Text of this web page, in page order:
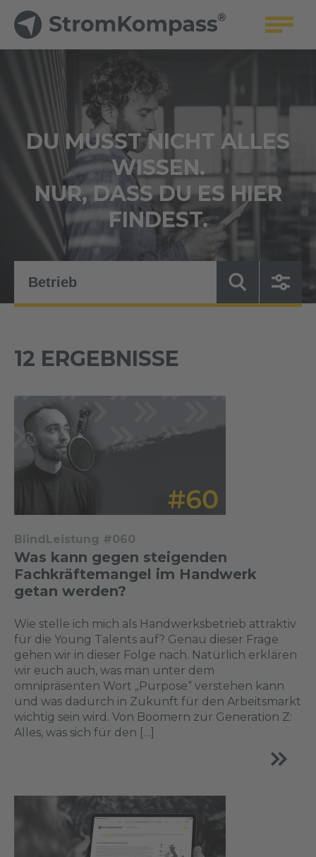
DU MUSST NICHT ALLES
WISSEN.
NUR, DASS DU ES HIER
FINDEST.
12 ERGEBNISSE
BlindLeistung #060
Was kann gegen steigenden
Fachkräftemangel im Handwerk
getan werden?
Wie stelle ich mich als Handwerksbetrieb attraktiv
für die Young Talents auf? Genau dieser Frage
gehen wir in dieser Folge nach. Natürlich erklären
wir euch auch, was man unter dem
omnipräsenten Wort „Purpose“ verstehen kann
und was dadurch in Zukunft für den Arbeitsmarkt
wichtig sein wird. Von Boomern zur Generation Z:
Alles, was sich für den […]